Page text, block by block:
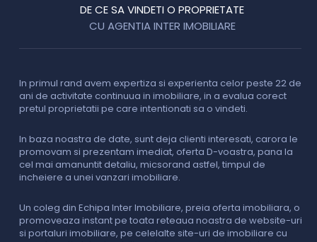
DE CE SA VINDETI O PROPRIETATE
CU AGENTIA INTER IMOBILIARE
In primul rand avem expertiza si experienta celor peste 22 de
ani de activitate continuua in imobiliare, in a evalua corect
pretul proprietatii pe care intentionati sa o vindeti.
In baza noastra de date, sunt deja clienti interesati, carora le
promovam si prezentam imediat, oferta D-voastra, pana la
cel mai amanuntit detaliu, micsorand astfel, timpul de
incheiere a unei vanzari imobiliare.
Un coleg din Echipa Inter Imobiliare, preia oferta imobiliara, o
promoveaza instant pe toata reteaua noastra de website-uri
si portaluri imobiliare, pe celelalte site-uri de imobiliare cu